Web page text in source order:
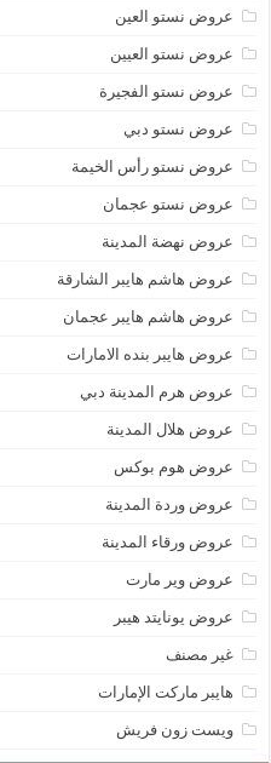
عروض نستو العين
عروض نستو العيين
عروض نستو الفجيرة
عروض نستو دبي
عروض نستو رأس الخيمة
عروض نستو عجمان
عروض نهضة المدينة
عروض هاشم هايبر الشارقة
عروض هاشم هايبر عجمان
عروض هايبر بنده الامارات
عروض هرم المدينة دبي
عروض هلال المدينة
عروض هوم بوكس
عروض وردة المدينة
عروض ورقاء المدينة
عروض وير مارت
عروض يونايتد هيبر
غير مصنف
هايبر ماركت الإمارات
ويست زون فريش